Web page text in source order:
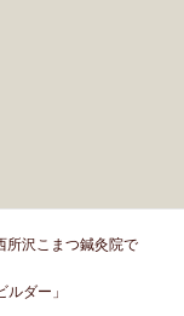
所沢こまつ鍼灸院で
ダー」